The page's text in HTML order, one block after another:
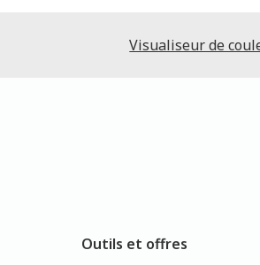
Visualiseur de
Outils et offres